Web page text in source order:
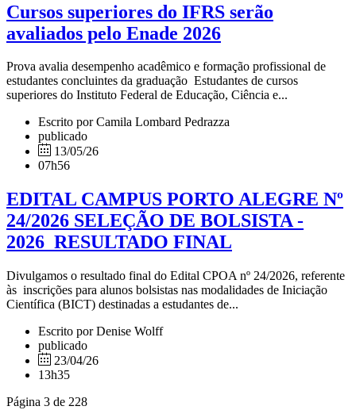
Cursos superiores do IFRS serão
avaliados pelo Enade 2026
Prova avalia desempenho acadêmico e formação profissional de
estudantes concluintes da graduação Estudantes de cursos
superiores do Instituto Federal de Educação, Ciência e...
Escrito por Camila Lombard Pedrazza
publicado
13/05/26
07h56
EDITAL CAMPUS PORTO ALEGRE Nº
24/2026 SELEÇÃO DE BOLSISTA -
2026_RESULTADO FINAL
Divulgamos o resultado final do Edital CPOA nº 24/2026, referente
às inscrições para alunos bolsistas nas modalidades de Iniciação
Científica (BICT) destinadas a estudantes de...
Escrito por Denise Wolff
publicado
23/04/26
13h35
Página 3 de 228